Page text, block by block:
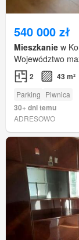
540 000 zł
Mieszkanie w
Województwo
2 43 m²
Parking Piwnica
30+ dni temu
ADRESOWO